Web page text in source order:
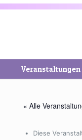
Veranstaltungen
« Alle
Diese